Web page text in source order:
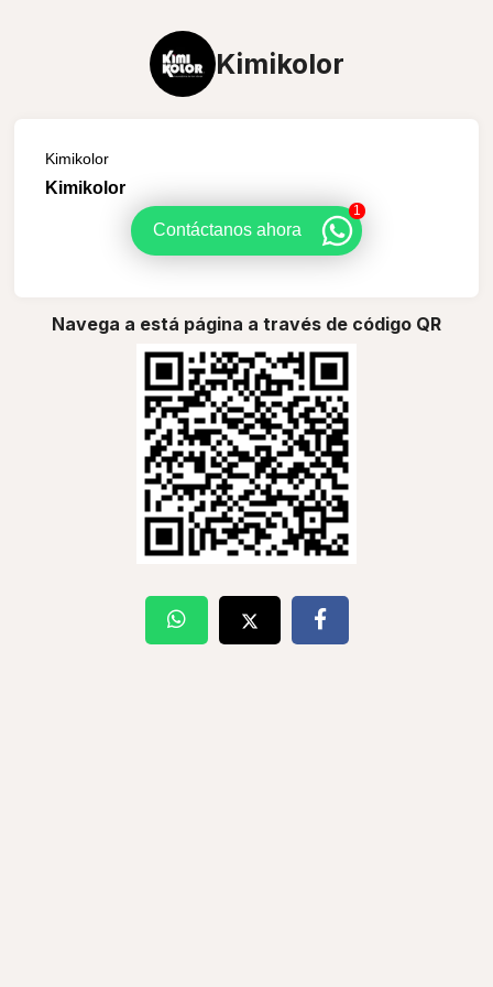
Kimikolor
Kimikolor
Kimikolor
Contáctanos ahora
1
Navega a está página a través de código QR